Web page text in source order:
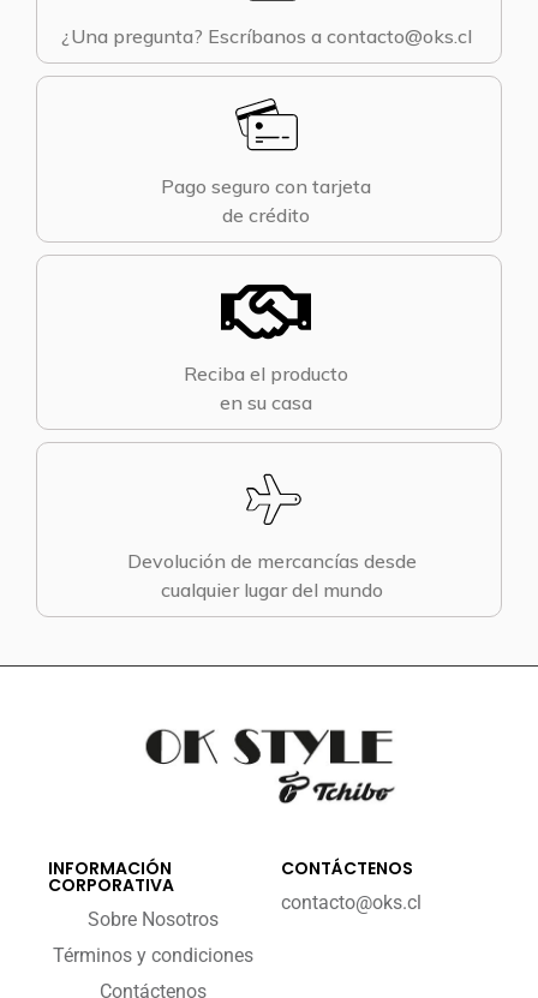
¿Una pregunta? Escríbanos a contacto@oks.cl
Pago seguro con tarjeta
de crédito
Reciba el producto
en su casa
Devolución de mercancías desde
cualquier lugar del mundo
INFORMACIÓN
CORPORATIVA
Sobre Nosotros
Términos y condiciones
Contáctenos
CONTÁCTENOS
contacto@oks.cl